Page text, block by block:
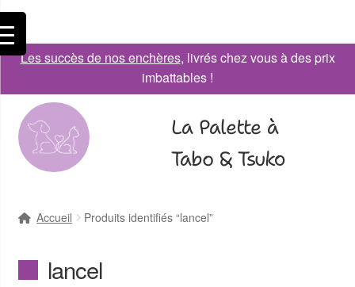
Les succès de nos enchères, livrés chez vous à des prix
imbattables !
La Palette à
Tabo & Tsuko
Accueil Produits identifiés “lancel”
lancel